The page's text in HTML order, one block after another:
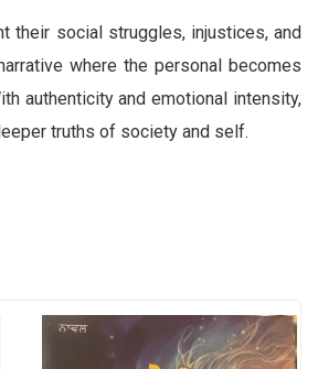
their social struggles, injustices, and
where the personal becomes
authenticity and emotional intensity,
truths of society and self.